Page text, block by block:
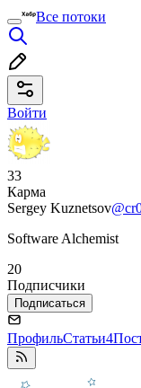
Все потоки
Войти
33
Карма
Sergey Kuznetsov
Software Alchemist
20
Подписчики
Подписаться
ПрофильСтатьи4